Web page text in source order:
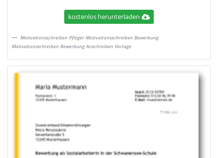
kostenlos herunterladen
Motivationsschreiben Pfleger Motivationsschreiben Bewerbung
Motivationsschreiben Bewerbung Anschreiben Vorlage